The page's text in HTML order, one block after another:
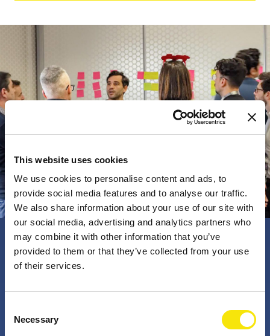
This website uses cookies
We use cookies to personalise content and ads, to
provide social media features and to analyse our traffic.
We also share information about your use of our site with
our social media, advertising and analytics partners who
may combine it with other information that you’ve
provided to them or that they’ve collected from your use
of their services.
Selection
Necessary
PNO Innovation
impatto concreto. Insieme a te, i nostri professionisti
appassionati sfidano lo status quo. Perché è questo